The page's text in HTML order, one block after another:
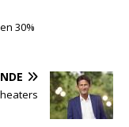
30%